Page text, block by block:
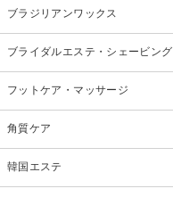
ブラジリアンワックス
ブライダルエステ・シェービング
フットケア・マッサージ
角質ケア
韓国エステ